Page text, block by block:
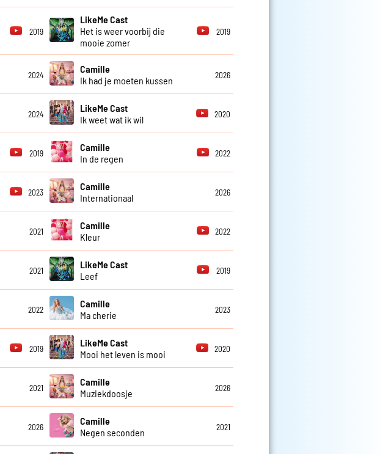
2019
LikeMe Cast
Het is weer voorbij die
mooie zomer
2019
2024
Camille
Ik had je moeten kussen
2026
2024
LikeMe Cast
Ik weet wat ik wil
2020
2019
Camille
In de regen
2022
2023
Camille
Internationaal
2026
2021
Camille
Kleur
2022
2021
LikeMe Cast
Leef
2019
2022
Camille
Ma cherie
2023
2019
LikeMe Cast
Mooi het leven is mooi
2020
2021
Camille
Muziekdoosje
2026
2026
Camille
Negen seconden
2021